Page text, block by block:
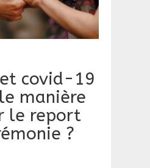
covid-19
manière
le report
?